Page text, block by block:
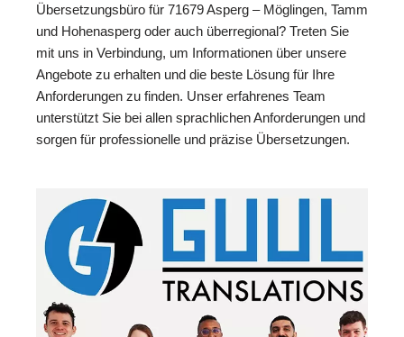
Übersetzungsbüro für 71679 Asperg – Möglingen, Tamm
und Hohenasperg oder auch überregional? Treten Sie
mit uns in Verbindung, um Informationen über unsere
Angebote zu erhalten und die beste Lösung für Ihre
Anforderungen zu finden. Unser erfahrenes Team
unterstützt Sie bei allen sprachlichen Anforderungen und
sorgen für professionelle und präzise Übersetzungen.